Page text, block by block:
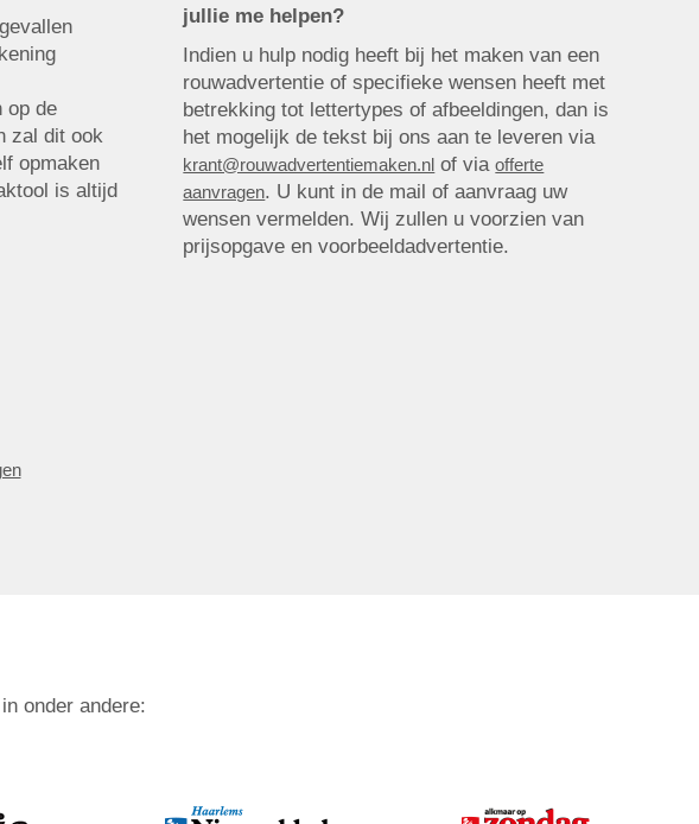
op de
zal dit ook
opmaken
is altijd
jullie me helpen?
Indien u hulp nodig heeft bij het maken van een
rouwadvertentie of specifieke wensen heeft met
betrekking tot lettertypes of afbeeldingen, dan is
het mogelijk de tekst bij ons aan te leveren via
krant@rouwadvertentiemaken.nl of viaofferte
aanvragen. U kunt in de mail of aanvraag uw
wensen vermelden. Wij zullen u voorzien van
prijsopgave en voorbeeldadvertentie.
onder andere: